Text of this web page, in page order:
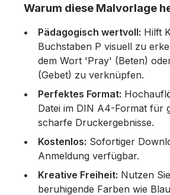
Warum diese Malvorlage
Pädagogisch wertvoll: Hilft
Buchstaben P visuell zu
dem Wort 'Pray' (Beten)
(Gebet) zu verknüpfen.
Perfektes Format:
Datei im DIN A4-Format für
scharfe Druckergebnisse.
Kostenlos: Sofortiger
Anmeldung verfügbar.
Kreative Freiheit: Nutzen
beruhigende Farben wie